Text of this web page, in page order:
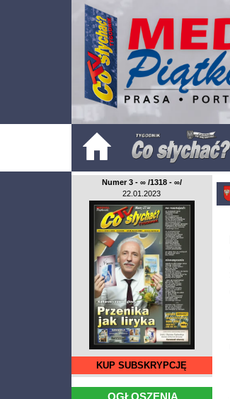
Numer 3 - ∞ /1318 - ∞/
22.01.2023
KUP SUBSKRYPCJĘ